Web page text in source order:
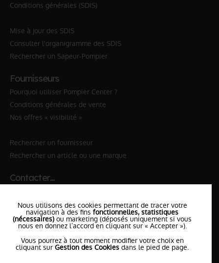
Conditions générales (SDIS)
Mise à jour des SDIS
Consulter l'organigramme des SDIS
Rechercher un Sapeur-Pompier
Fournisseurs
Pourquoi utiliser Pompier Center ?
Conditions générales de vente
Nos offres « visibilité »
Rechercher un fournisseur
Rechercher un article ou une marque
Contacter…
✆ 18№National Sapeurs-Pompiers
le SDISle plus proche
l'équipePompierCenter
Nous utilisons des cookies permettant de tracer votre
navigation à des fins fonctionnelles, statistiques
(nécessaires) ou marketing (déposés uniquement si vous
nous en donnez l’accord en cliquant sur « Accepter »).
Vous pourrez à tout moment modifier votre choix en
cliquant sur Gestion des Cookies dans le pied de page.